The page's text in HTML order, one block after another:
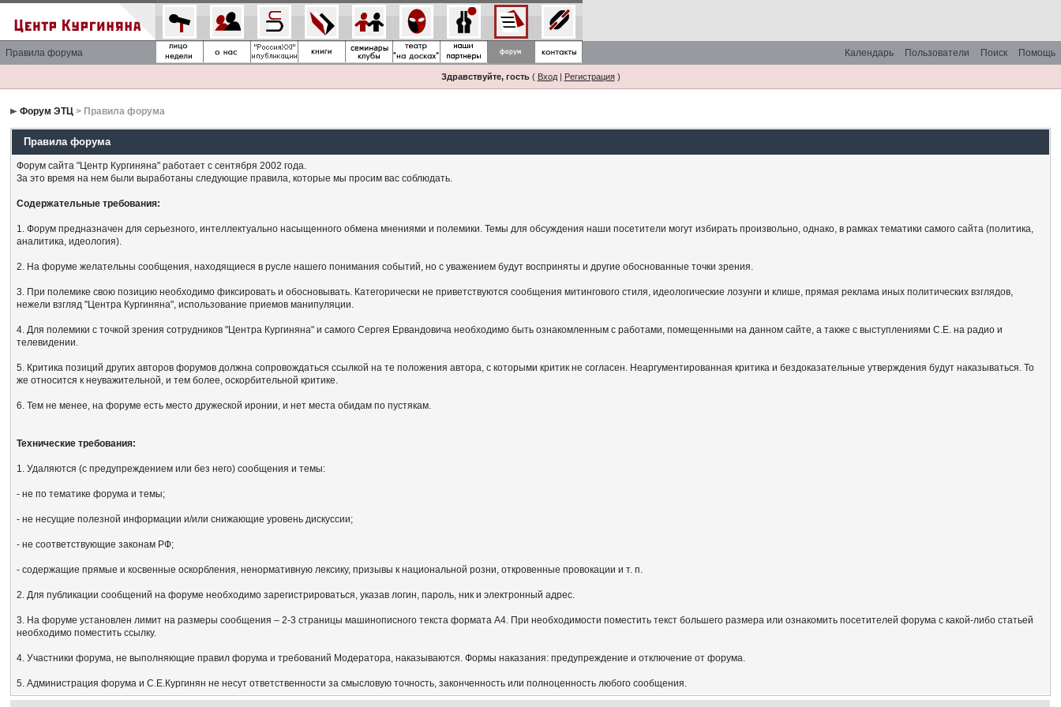
Правила форума Помощь
Поиск
Пользователи
Календарь
Здравствуйте, гость( Вход| Регистрация)
Форум ЭТЦ > Правила форума
Правила форума
Форум сайта "Центр Кургиняна" работает с сентября 2002 года.
За это время на нем были выработаны следующие правила, которые мы просим вас соблюдать.
Содержательные требования:
1. Форум предназначен для серьезного, интеллектуально насыщенного обмена мнениями и полемики. Темы для обсуждения наши посетители могут избирать произвольно, однако, в рамках тематики самого сайта (политика,
аналитика, идеология).
2. На форуме желательны сообщения, находящиеся в русле нашего понимания событий, но с уважением будут восприняты и другие обоснованные точки зрения.
3. При полемике свою позицию необходимо фиксировать и обосновывать. Категорически не приветствуются сообщения митингового стиля, идеологические лозунги и клише, прямая реклама иных политических взглядов,
нежели взгляд "Центра Кургиняна", использование приемов манипуляции.
4. Для полемики с точкой зрения сотрудников "Центра Кургиняна" и самого Сергея Ервандовича необходимо быть ознакомленным с работами, помещенными на данном сайте, а также с выступлениями С.Е. на радио и
телевидении.
5. Критика позиций других авторов форумов должна сопровождаться ссылкой на те положения автора, с которыми критик не согласен. Неаргументированная критика и бездоказательные утверждения будут наказываться. То
же относится к неуважительной, и тем более, оскорбительной критике.
6. Тем не менее, на форуме есть место дружеской иронии, и нет места обидам по пустякам.
Технические требования:
1. Удаляются (с предупреждением или без него) сообщения и темы:
- не по тематике форума и темы;
- не несущие полезной информации и/или снижающие уровень дискуссии;
- не соответствующие законам РФ;
- содержащие прямые и косвенные оскорбления, ненормативную лексику, призывы к национальной розни, откровенные провокации и т. п.
2. Для публикации сообщений на форуме необходимо зарегистрироваться, указав логин, пароль, ник и электронный адрес.
3. На форуме установлен лимит на размеры сообщения – 2-3 страницы машинописного текста формата А4. При необходимости поместить текст большего размера или ознакомить посетителей форума с какой-либо статьей
необходимо поместить ссылку.
4. Участники форума, не выполняющие правил форума и требований Модератора, наказываются. Формы наказания: предупреждение и отключение от форума.
5. Администрация форума и С.Е.Кургинян не несут ответственности за смысловую точность, законченность или полноценность любого сообщения.